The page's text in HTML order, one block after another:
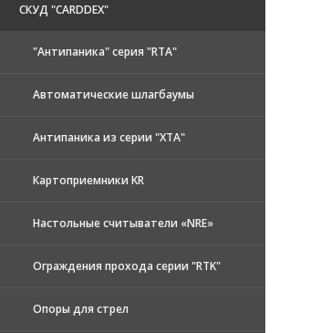
CКУД "CARDDEX"
"Антипаника" серия "RTA"
Автоматические шлагбаумы
Антипаника из серии "XTA"
Картоприемники KR
Настольные считыватели «NRE»
Ограждения прохода серии "RTK"
Опоры для стрел